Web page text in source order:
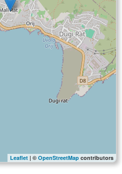
Leaflet | ©OpenStreetMap contributors